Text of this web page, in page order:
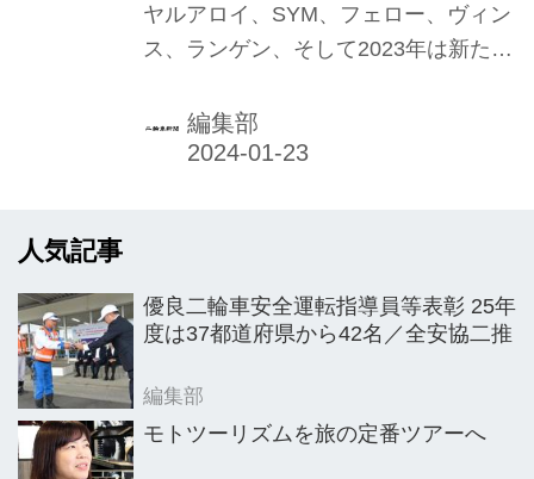
【2023年実績と2024年
抱負】
ヤルアロイ、SYM、フェロー、ヴィン
ス、ランゲン、そして2023年は新たに
モータリスト合同会社。ブランドごと
にディーラー契約を交わすのではな
編集部
人気記事
優良二輪車安全運転指導員等表彰 25年
度は37都道府県から42名／全安協二推
編集部
モトツーリズムを旅の定番ツアーへ